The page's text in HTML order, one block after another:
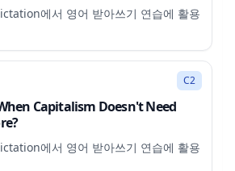
에서 영어 받아쓰기 연습에 활용
14:31
C2
Capitalism Doesn't Need
에서 영어 받아쓰기 연습에 활용